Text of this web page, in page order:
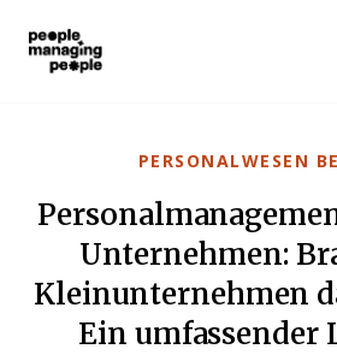
PERSONALWESEN
Unternehmen:
Kleinunternehmen
Ein umfassender